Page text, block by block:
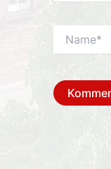
Name*